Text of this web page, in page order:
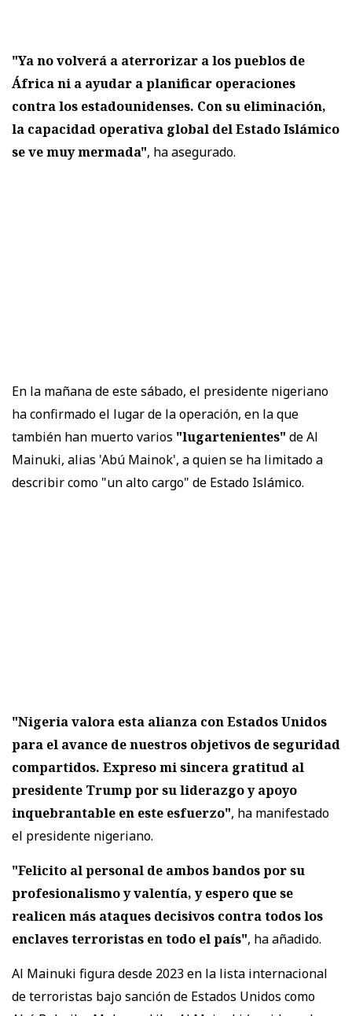
"Ya no volverá a aterrorizar a los pueblos de
África ni a ayudar a planificar operaciones
contra los estadounidenses. Con su eliminación,
la capacidad operativa global del Estado Islámico
se ve muy mermada", ha asegurado.
En la mañana de este sábado, el presidente nigeriano
ha confirmado el lugar de la operación, en la que
también han muerto varios "lugartenientes" de Al
Mainuki, alias 'Abú Mainok', a quien se ha limitado a
describir como "un alto cargo" de Estado Islámico.
"Nigeria valora esta alianza con Estados Unidos
para el avance de nuestros objetivos de seguridad
compartidos. Expreso mi sincera gratitud al
presidente Trump por su liderazgo y apoyo
inquebrantable en este esfuerzo", ha manifestado
el presidente nigeriano.
"Felicito al personal de ambos bandos por su
profesionalismo y valentía, y espero que se
realicen más ataques decisivos contra todos los
enclaves terroristas en todo el país", ha añadido.
Al Mainuki figura desde 2023 en la lista internacional
de terroristas bajo sanción de Estados Unidos como